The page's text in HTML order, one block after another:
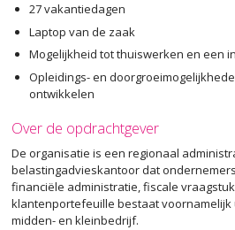
27 vakantiedagen
Laptop van de zaak
Mogelijkheid tot thuiswerken en een
Opleidings- en
ontwikkelen
Over de opdrachtgever
De organisatie is een regionaal
belastingadvieskantoor dat
financiële administratie, fiscale
klantenportefeuille bestaat
midden- en kleinbedrijf.